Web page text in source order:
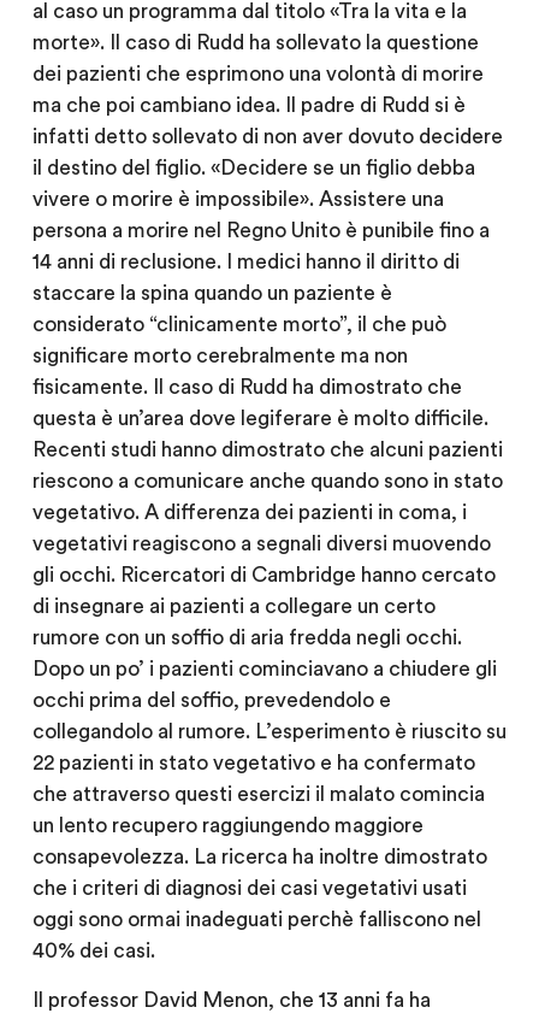
al caso un programma dal titolo «Tra la vita e la
morte». Il caso di Rudd ha sollevato la questione
dei pazienti che esprimono una volontà di morire
ma che poi cambiano idea. Il padre di Rudd si è
infatti detto sollevato di non aver dovuto decidere
il destino del figlio. «Decidere se un figlio debba
vivere o morire è impossibile». Assistere una
persona a morire nel Regno Unito è punibile fino a
14 anni di reclusione. I medici hanno il diritto di
staccare la spina quando un paziente è
considerato “clinicamente morto”, il che può
significare morto cerebralmente ma non
fisicamente. Il caso di Rudd ha dimostrato che
questa è un’area dove legiferare è molto difficile.
Recenti studi hanno dimostrato che alcuni pazienti
riescono a comunicare anche quando sono in stato
vegetativo. A differenza dei pazienti in coma, i
vegetativi reagiscono a segnali diversi muovendo
gli occhi. Ricercatori di Cambridge hanno cercato
di insegnare ai pazienti a collegare un certo
rumore con un soffio di aria fredda negli occhi.
Dopo un po’ i pazienti cominciavano a chiudere gli
occhi prima del soffio, prevedendolo e
collegandolo al rumore. L’esperimento è riuscito su
22 pazienti in stato vegetativo e ha confermato
che attraverso questi esercizi il malato comincia
un lento recupero raggiungendo maggiore
consapevolezza. La ricerca ha inoltre dimostrato
che i criteri di diagnosi dei casi vegetativi usati
oggi sono ormai inadeguati perchè falliscono nel
40% dei casi.
Il professor David Menon, che 13 anni fa ha